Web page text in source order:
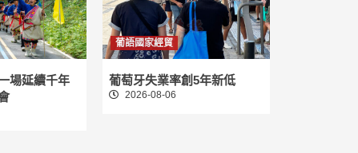
場延續千年
葡語國家經貿
葡萄牙失業率創5年新低
2026-08-06